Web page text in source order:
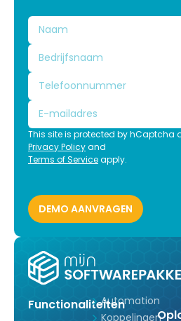
FunctionaliteitenAutomation
Koppelingen
This site is protected by hCaptcha
Privacy Policyand
Terms of Serviceapply.